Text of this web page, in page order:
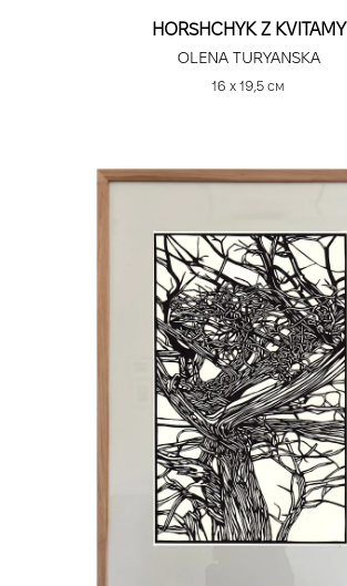
HORSHCHYK Z KVITAMY
OLENA TURYANSKA
16 х 19,5 см